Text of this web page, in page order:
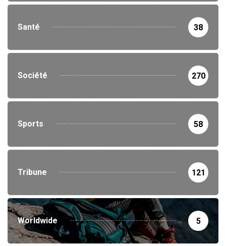
Santé 38
Société 270
Sports 58
Tribune 121
Worldwide 5